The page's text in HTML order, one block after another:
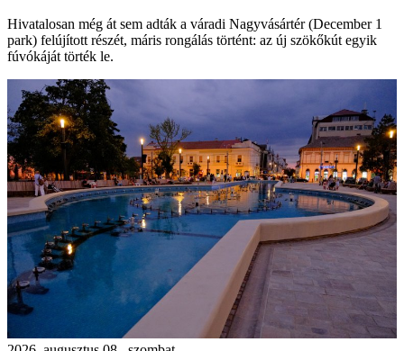
Hivatalosan még át sem adták a váradi Nagyvásártér (December 1
park) felújított részét, máris rongálás történt: az új szökőkút egyik
fúvókáját törték le.